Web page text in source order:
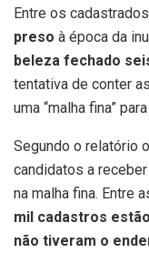
Entre os
preso à época da
beleza fechado
tentativa de conter
uma “malha fina”
Segundo o relatório
candidatos a
na malha fina. Entre
mil cadastros
não tiveram o